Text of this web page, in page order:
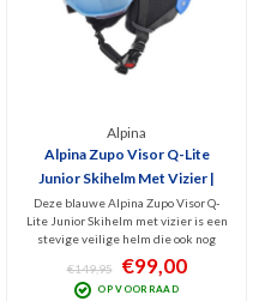
Alpina
Alpina Zupo Visor Q-Lite
Junior Skihelm Met Vizier |
Blauw
Deze blauwe Alpina Zupo Visor Q-
Lite Junior Skihelm met vizier is een
stevige veilige helm die ook nog
leuk is vormgegeven. Het geklungel
met een losse skibril is dankzij het
vizier voorgoed verleden tijd.
€149,95 €99,00
OP VOORRAAD